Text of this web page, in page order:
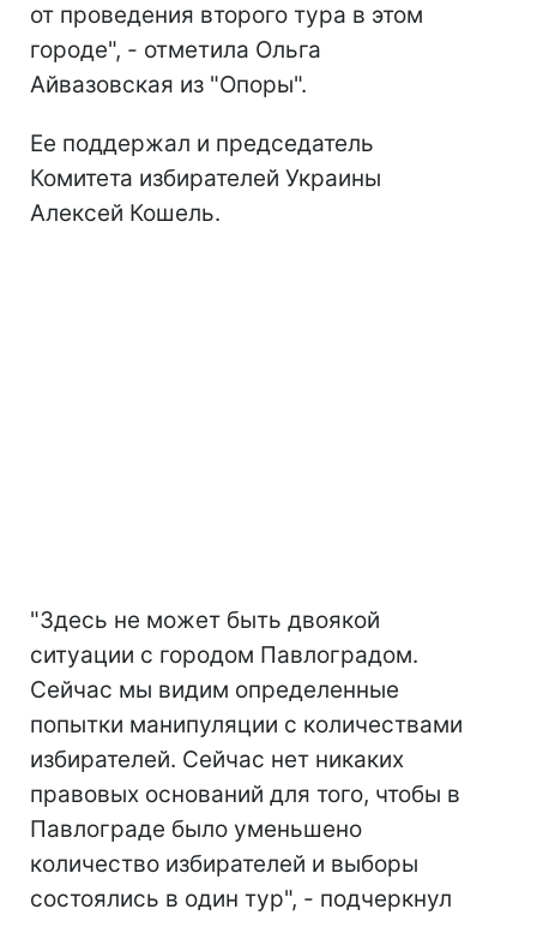
от проведения второго тура в этом
городе", - отметила Ольга
Айвазовская из "Опоры".
Ее поддержал и председатель
Комитета избирателей Украины
Алексей Кошель.
"Здесь не может быть двоякой
ситуации с городом Павлоградом.
Сейчас мы видим определенные
попытки манипуляции с количествами
избирателей. Сейчас нет никаких
правовых оснований для того, чтобы в
Павлограде было уменьшено
количество избирателей и выборы
состоялись в один тур", - подчеркнул